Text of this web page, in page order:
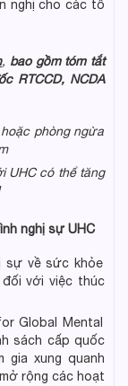
nghị cho các tổ
, bao gồm tóm tắt
RTCCD, NCDA
phòng ngừa
UHC có thể tăng
nghị sự UHC
sự về sức khỏe
với việc thúc
Global Mental
sách cấp quốc
gia xung quanh
rộng các hoạt